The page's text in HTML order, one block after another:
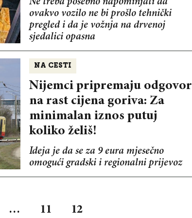
Ne treba posebno napominjati da
ovakvo vozilo ne bi prošlo tehnički
pregled i da je vožnja na drvenoj
sjedalici opasna
NA CESTI
Nijemci pripremaju odgovor
na rast cijena goriva: Za
minimalan iznos putuj
koliko želiš!
Ideja je da se za 9 eura mjesečno
omogući gradski i regionalni prijevoz
… 11 12